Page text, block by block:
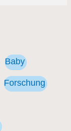
Baby
Forschung